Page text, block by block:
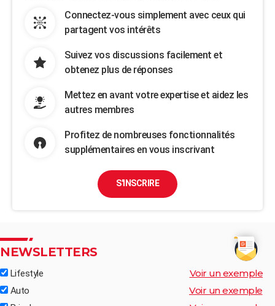
Connectez-vous simplement avec ceux qui
partagent vos intérêts
Suivez vos discussions facilement et
obtenez plus de réponses
Mettez en avant votre expertise et aidez les
autres membres
Profitez de nombreuses fonctionnalités
supplémentaires en vous inscrivant
S'INSCRIRE
NEWSLETTERS
Lifestyle Voir un exemple
Auto Voir un exemple